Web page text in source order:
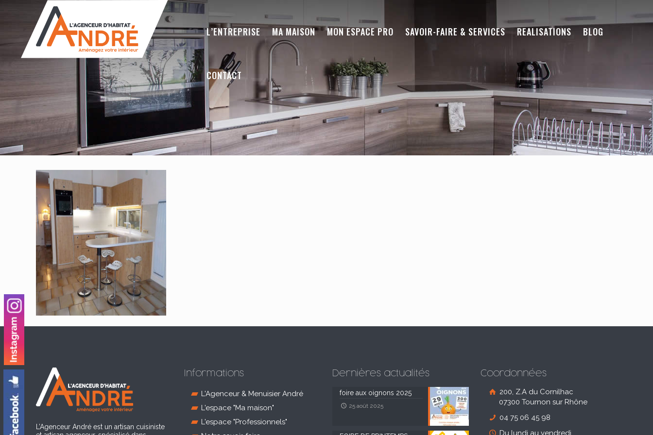
L’ENTREPRISE MA MAISON MON ESPACE PRO SAVOIR-FAIRE & SERVICES REALISATIONS BLOG
CONTACT
L’Agenceur André est un artisan cuisiniste
Informations
L'Agenceur & Menuisier André
L'espace "Ma maison"
L'espace "Professionnels"
Dernières actualités
foire aux oignons 2025
25 août 2025
Coordonnées
200, Z.A du Cornilhac
07300 Tournon sur Rhône
04 75 06 45 98
Du lundi au vendredi